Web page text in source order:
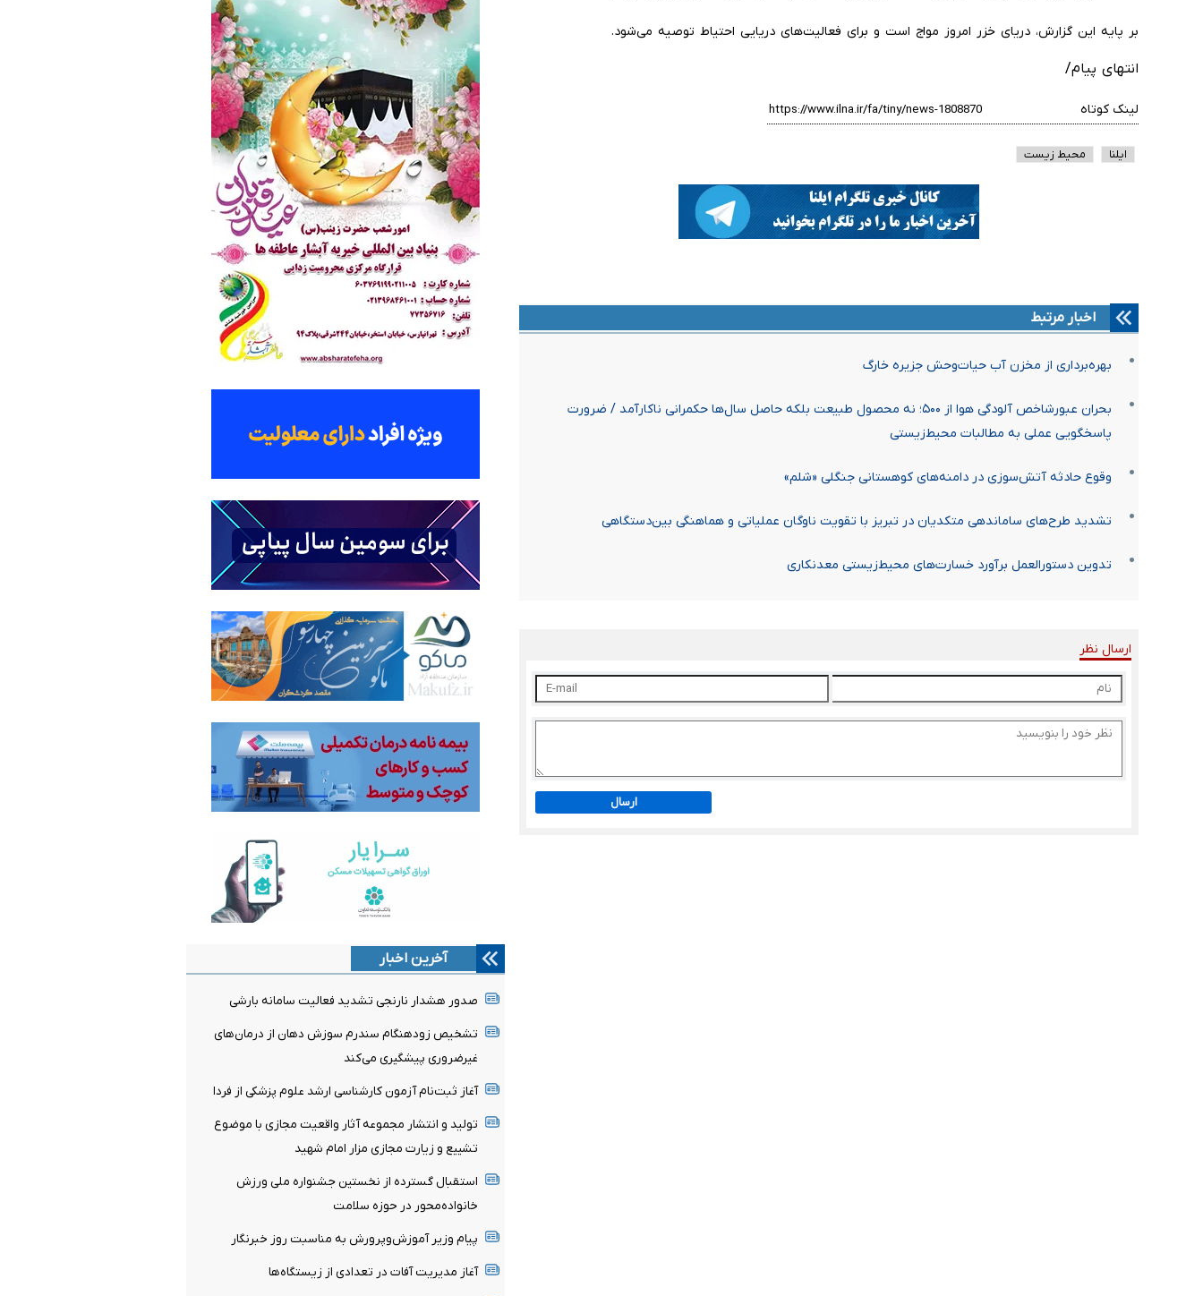
بر پایه این گزارش، دریای خزر امروز مواج است و برای فعالیت‌های دریایی احتیاط توصیه می‌شود.
انتهای پیام/
لینک کوتاه
ایلنا محیط زیست
اخبار مرتبط
بهره‌برداری از مخزن آب حیات‌وحش جزیره خارگ
بحران عبورشاخص آلودگی هوا از ۵۰۰؛ نه محصول طبیعت بلکه حاصل سال‌ها حکمرانی ناکارآمد / ضرورت
پاسخگویی عملی به مطالبات محیط‌زیستی
وقوع حادثه آتش‌سوزی در دامنه‌های کوهستانی جنگلی «شلم»
تشدید طرح‌های ساماندهی متکدیان در تبریز با تقویت ناوگان عملیاتی و هماهنگی بین‌دستگاهی
تدوین دستورالعمل برآورد خسارت‌های محیط‌‌زیستی معدنکاری
ارسال نظر
ارسال
آخرین اخبار
صدور هشدار نارنجی تشدید فعالیت سامانه بارشی
تشخیص زودهنگام سندرم سوزش دهان از درمان‌های
غیرضروری پیشگیری می‌کند
آغاز ثبت‌نام‌ آزمون کارشناسی ارشد علوم پزشکی از فردا
تولید و انتشار مجموعه آثار واقعیت مجازی با موضوع
تشییع و زیارت مجازی مزار امام شهید
استقبال گسترده از نخستین جشنواره ملی ورزش
خانواده‌محور در حوزه سلامت
پیام وزیر آموزش‌وپرورش به مناسبت روز خبرنگار
آغاز مدیریت آفات در تعدادی از زیستگاه‌ها